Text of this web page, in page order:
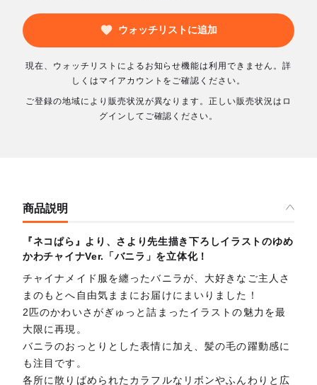
ウォッチリストに追加
現在、ウォッチリストによるお知らせ機能は利用できません。詳
しくはマイアカウントをご確認ください。
ご登録の地域により販売状況が異なります。正しい販売状況はロ
グインしてご確認ください。
商品説明
『ネコぱら』より、さより先生描き下ろしイラストのゆめ
かわチャイナVer.「バニラ」を立体化！
チャイナメイド服を纏ったバニラが、大好きなご主人さ
まのもとへ自由気ままにお届けにまいりました！
2匹のかわいさがぎゅっと詰まったイラストの魅力を最
大限に再現。
バニラのおっとりとした表情に加え、髪の毛の躍動感に
も注目です。
各所に散りばめられたカラフルなリボンやふんわりと広